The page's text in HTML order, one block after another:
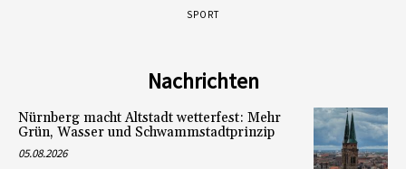
SPORT
Nachrichten
Nürnberg macht Altstadt wetterfest: Mehr
Grün, Wasser und Schwammstadtprinzip
05.08.2026